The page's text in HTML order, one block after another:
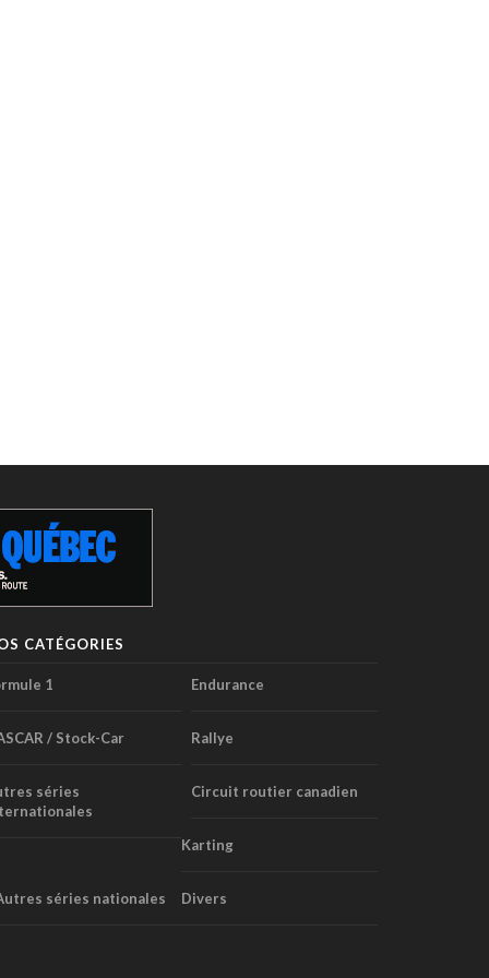
CATÉGORIES
1 Endurance
/ Stock-Car Rallye
séries
Circuit routier canadien
Karting
séries nationales Divers